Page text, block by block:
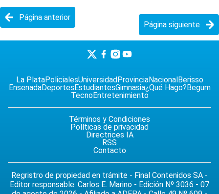
Página anterior
Página siguiente
La PlataPolicialesUniversidadProvinciaNacionalBerisso
EnsenadaDeportesEstudiantesGimnasia¿Qué Hago?Begum
TecnoEntretenimiento
Términos y Condiciones
Políticas de privacidad
Directrices IA
RSS
Contacto
Regristro de propiedad en trámite - Final Contenidos SA -
Editor responsable: Carlos E. Marino - Edición Nº 3036 - 07